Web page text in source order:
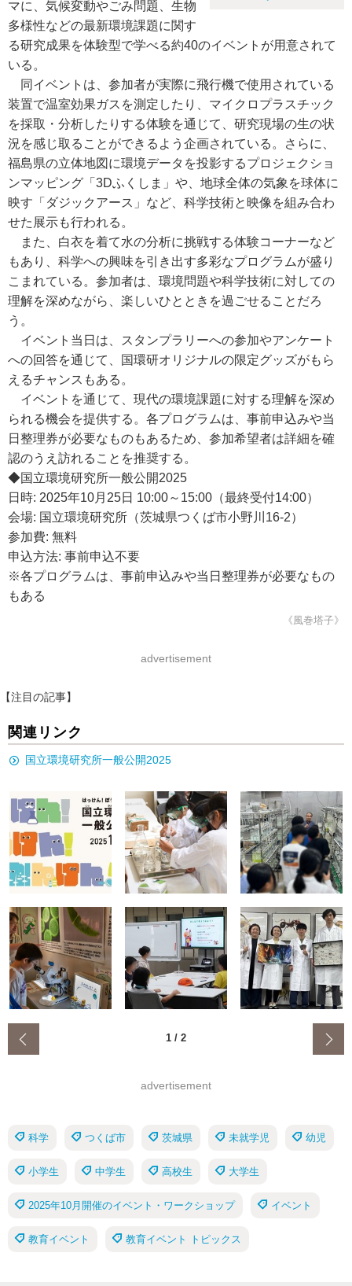
マに、気候変動やごみ問題、生物
多様性などの最新環境課題に関す
る研究成果を体験型で学べる約40のイベントが用意されて
いる。
同イベントは、参加者が実際に飛行機で使用されている
装置で温室効果ガスを測定したり、マイクロプラスチック
を採取・分析したりする体験を通じて、研究現場の生の状
況を感じ取ることができるよう企画されている。さらに、
福島県の立体地図に環境データを投影するプロジェクショ
ンマッピング「3Dふくしま」や、地球全体の気象を球体に
映す「ダジックアース」など、科学技術と映像を組み合わ
せた展示も行われる。
また、白衣を着て水の分析に挑戦する体験コーナーなど
もあり、科学への興味を引き出す多彩なプログラムが盛り
こまれている。参加者は、環境問題や科学技術に対しての
理解を深めながら、楽しいひとときを過ごせることだろ
う。
イベント当日は、スタンプラリーへの参加やアンケート
への回答を通じて、国環研オリジナルの限定グッズがもら
えるチャンスもある。
イベントを通じて、現代の環境課題に対する理解を深め
られる機会を提供する。各プログラムは、事前申込みや当
日整理券が必要なものもあるため、参加希望者は詳細を確
認のうえ訪れることを推奨する。
◆国立環境研究所一般公開2025
日時: 2025年10月25日 10:00～15:00（最終受付14:00）
会場: 国立環境研究所（茨城県つくば市小野川16-2）
参加費: 無料
申込方法: 事前申込不要
※各プログラムは、事前申込みや当日整理券が必要なもの
もある
《風巻塔子》
advertisement
【注目の記事】
関連リンク
国立環境研究所一般公開2025
1 / 2
advertisement
科学 つくば市 茨城県 未就学児 幼児
小学生 中学生 高校生 大学生
2025年10月開催のイベント・ワークショップ イベント
教育イベント 教育イベント トピックス